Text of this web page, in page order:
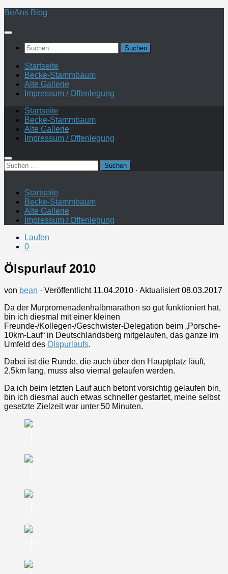
Zum
springen
BeAns Blog
Suchen
nach:
Startseite
Becke-Stammbaum
Alte Gallerie
Impressum / Offenlegung
Startseite
Becke-Stammbaum
Alte Gallerie
Impressum / Offenlegung
Suchen
nach:
Startseite
Becke-Stammbaum
Alte Gallerie
Impressum / Offenlegung
Laufen
0
Ölspurlauf 2010
von bean · Veröffentlicht 11.04.2010 · Aktualisiert08.03.2017
Da der Murpromenadenhalbmarathon so gut funktioniert hat,
bin ich diesmal mit einer kleinen
Freunde-/Kollegen-/Geschwister-Delegation beim „Porsche-
10km-Lauf“ in Deutschlandsberg mitgelaufen, das ganze im
Umfeld des Ölspurlaufs.
Dabei ist die Runde, die auch über den Hauptplatz läuft,
2,5km lang, muss also viemal gelaufen werden.
Da ich beim letzten Lauf auch betont vorsichtig gelaufen bin,
bin ich diesmal auch etwas schneller gestartet, meine selbst
gesetzte Zielzeit war unter 50 Minuten.